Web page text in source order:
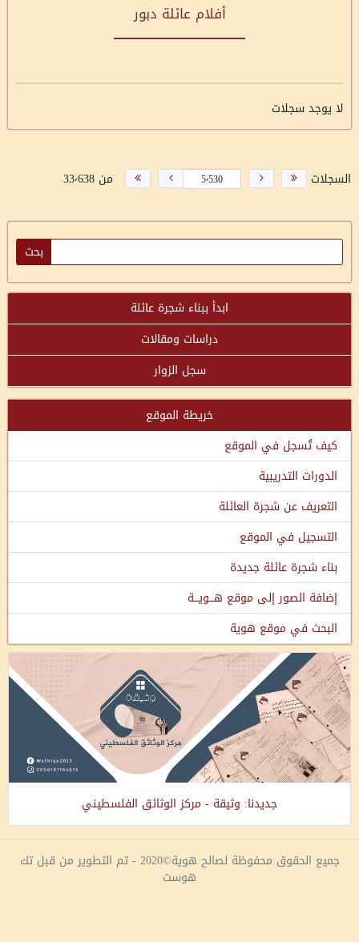
أفلام عائلة دبور
لا يوجد سجلات
السجلات من 33٬638
ابدأ ببناء شجرة عائلة
دراسات ومقالات
سجل الزوار
خريطة الموقع
كيف تُسجل في الموقع
الدورات التدريبية
التعريف عن شجرة العائلة
التسجيل في الموقع
بناء شجرة عائلة جديدة
إضافة الصور إلى موقع هـــويـــة
البحث في موقع هوية
جديدنا: وثيقة - مركز الوثائق الفلسطيني
جميع الحقوق محفوظة لصالح هوية©2020 - تم التطوير من قبل تك
هوست